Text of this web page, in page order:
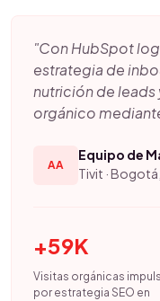
"Con HubSpot
estrategia de
nutrición de
orgánico
AA
Equipo de
Tivit ·
+59K
Visitas orgánicas
por estrategia SEO en